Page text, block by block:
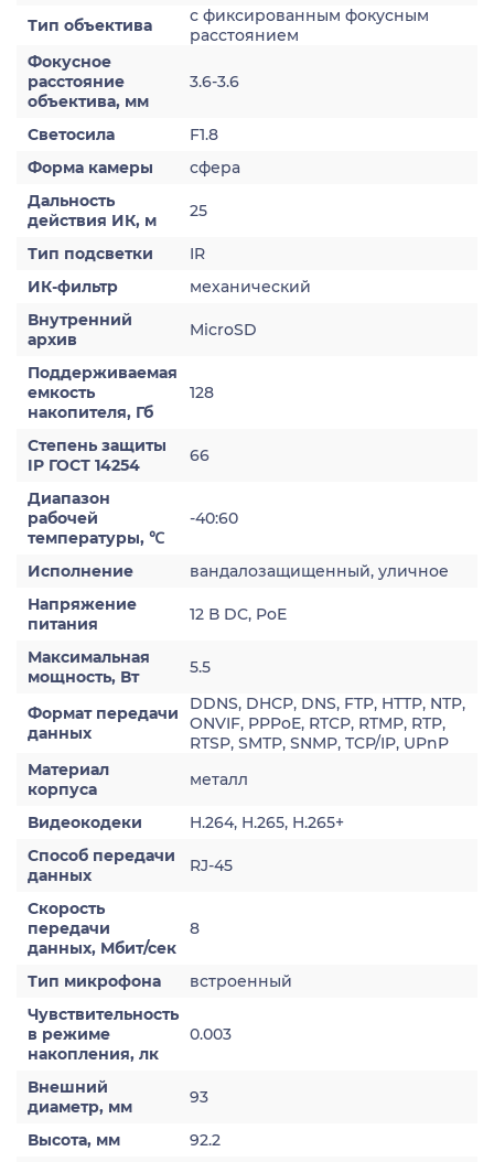
Тип объектива
с фиксированным фокусным
расстоянием
Фокусное
расстояние
объектива, мм
3.6-3.6
Светосила
F1.8
Форма камеры
сфера
Дальность
действия ИК, м
25
Тип подсветки
IR
ИК-фильтр
механический
Внутренний
архив
MicroSD
Поддерживаемая
емкость
накопителя, Гб
128
Степень защиты
IP ГОСТ 14254
66
Диапазон
рабочей
температуры, ℃
-40:60
Исполнение
вандалозащищенный, уличное
Напряжение
питания
12 В DC, PoE
Максимальная
мощность, Вт
5.5
Формат передачи
данных
DDNS, DHCP, DNS, FTP, HTTP, NTP,
ONVIF, PPPoE, RTCP, RTMP, RTP,
RTSP, SMTP, SNMP, TCP/IP, UPnP
Материал
корпуса
металл
Видеокодеки
H.264, H.265, H.265+
Способ передачи
данных
RJ-45
Скорость
передачи
данных, Мбит/сек
8
Тип микрофона
встроенный
Чувствительность
в режиме
накопления, лк
0.003
Внешний
диаметр, мм
93
Высота, мм
92.2